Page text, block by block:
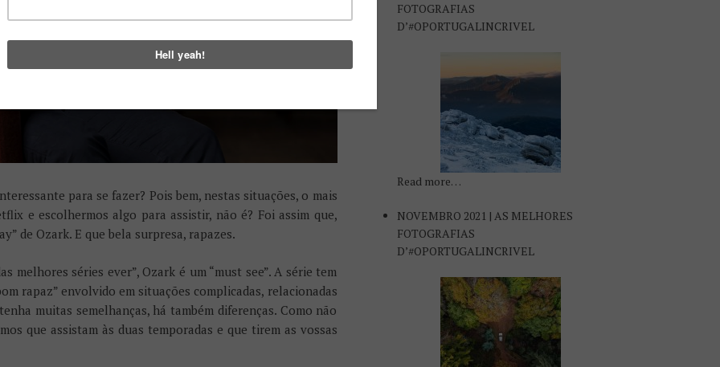
para se fazer? Pois bem, nestas situações, o mais
e escolhermos algo para assistir, não é? Foi assim que,
de Ozark. E que bela surpresa, rapazes.
melhores séries ever”, Ozark é um “must see”. A série tem
rapaz” envolvido em situações complicadas, relacionadas
muitas semelhanças, há também diferenças. Como não
que assistam às duas temporadas e que tirem as vossas
FOTOGRAFIAS
D’#OPORTUGALINCRIVEL
Read more…
NOVEMBRO 2021 | AS MELHORES
FOTOGRAFIAS
D’#OPORTUGALINCRIVEL